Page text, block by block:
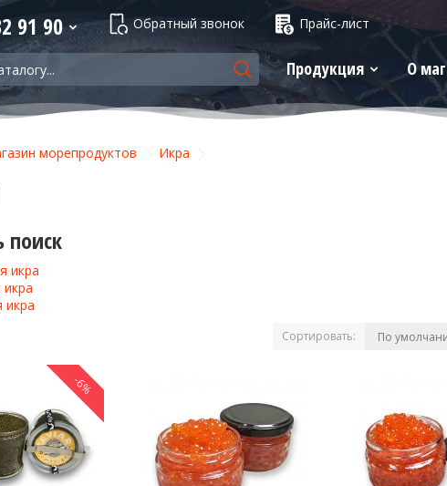
91 90 Обратный звонок Прайс-лист
Продукция О
морепродуктов Икра
поиск
икра
икра
Сортировать:
-6%